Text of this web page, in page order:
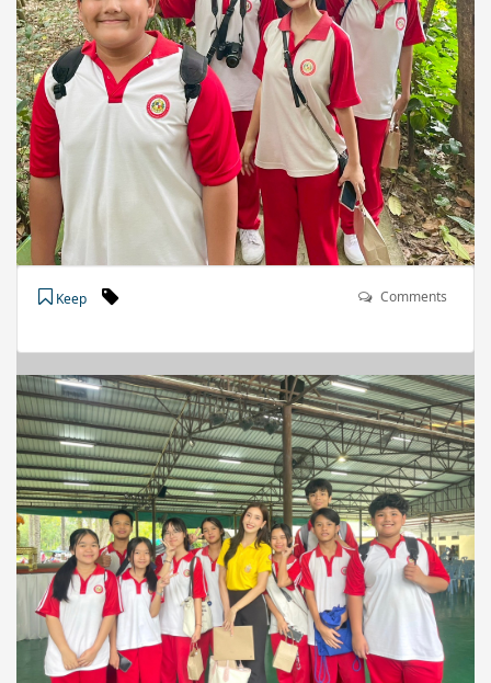
Keep Comments